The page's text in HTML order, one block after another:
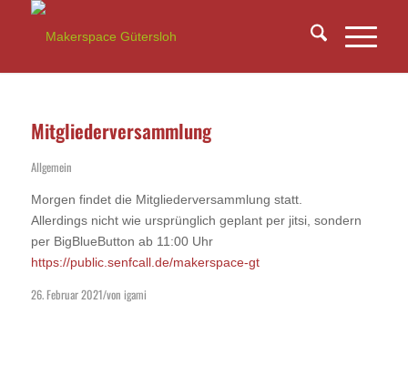
Mitgliederversammlung
Allgemein
Morgen findet die Mitgliederversammlung statt.
Allerdings nicht wie ursprünglich geplant per jitsi, sondern
per BigBlueButton ab 11:00 Uhr
https://public.senfcall.de/makerspace-gt
26. Februar 2021/von igami